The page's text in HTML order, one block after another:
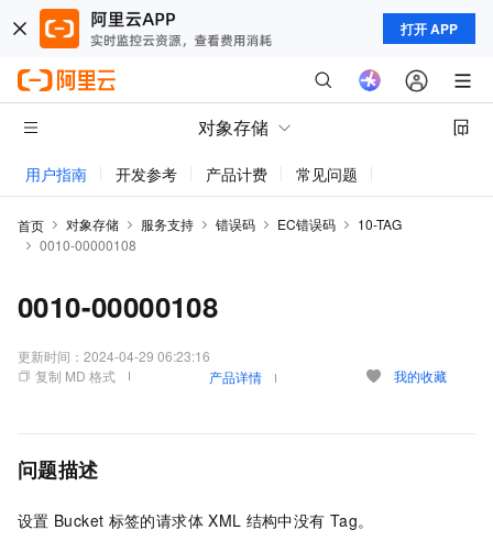
打开 APP
对象存储
用户指南 开发参考 产品计费 常见问题
首页 对象存储 服务支持 错误码 EC错误码
10-TAG
0010-00000108
0010-00000108
更新时间： 2024-04-29 06:23:16
复制 MD 格式
产品详情 我的收藏
问题描述
设置 Bucket 标签的请求体 XML 结构中没有 Tag。